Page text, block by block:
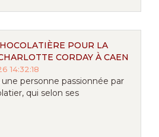
POUR LA
CORDAY À CAEN
14:32:18
personne passionnée par
qui selon ses